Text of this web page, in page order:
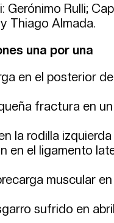
Gerónimo Rulli;
Thiago Almada.
una por una
en el posterior
fractura en
la rodilla
en el ligamento
muscular
sufrido en